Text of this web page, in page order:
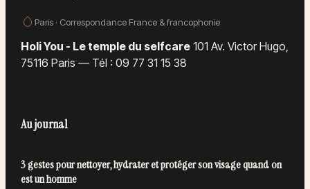
Paris · Correspondance France & francophonie
Holi You - Le temple du selfcare 101 Av. Victor Hugo,
75116 Paris — Tél : 09 77 31 15 38
Au journal
3 gestes pour nettoyer, hydrater et protéger son visage quand on
est un homme